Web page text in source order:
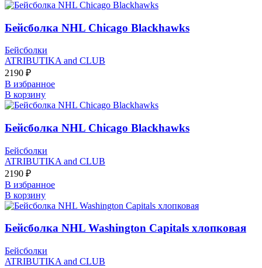
Бейсболка NHL Chicago Blackhawks
Бейсболки
ATRIBUTIKA and CLUB
2190 ₽
В избранное
В корзину
Бейсболка NHL Chicago Blackhawks
Бейсболки
ATRIBUTIKA and CLUB
2190 ₽
В избранное
В корзину
Бейсболка NHL Washington Capitals хлопковая
Бейсболки
ATRIBUTIKA and CLUB